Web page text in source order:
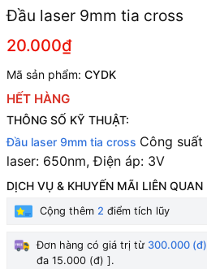
Đầu laser 9mm tia cross
20.000₫
Mã sản phẩm: CYDK
HẾT HÀNG
THÔNG SỐ KỸ THUẬT:
Đầu laser 9mm tia cross Công suất
laser: 650nm, Điện áp: 3V
DỊCH VỤ & KHUYẾN MÃI LIÊN QUAN
Cộng thêm 2 điểm tích lũy
Đơn hàng có giá trị từ 300.000 (đ)
đa 15.000 (đ) ].